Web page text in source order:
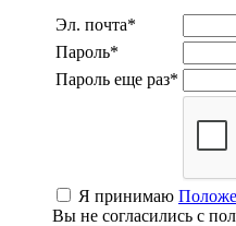
Эл. почта*
Пароль*
Пароль еще раз*
Я принимаю
Вы не согласились с